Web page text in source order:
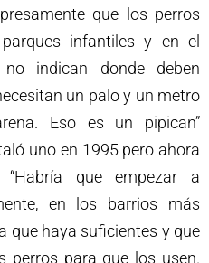
que los perros
infantiles y en el
indican donde deben
un palo y un metro
Eso es un pipican”
uno en 1995 pero ahora
que empezar a
en los barrios más
que haya suficientes y que
perros para que los usen.